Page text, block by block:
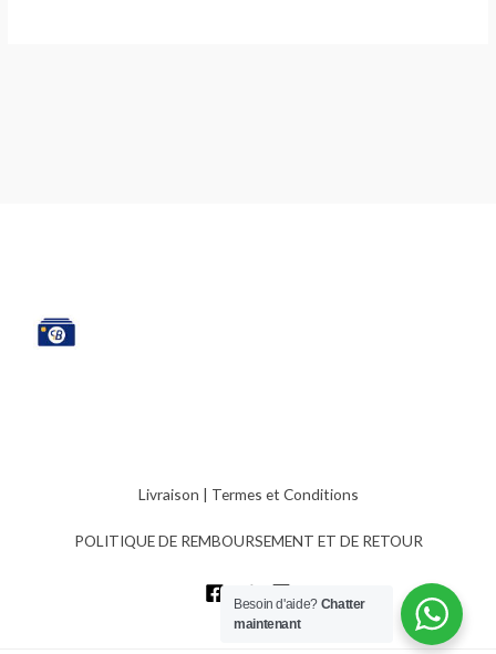
Livraison | Termes et Conditions
POLITIQUE DE REMBOURSEMENT ET DE RETOUR
Besoin d'aide? Chatter
maintenant